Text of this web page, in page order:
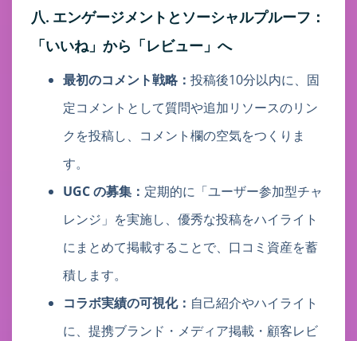
八. エンゲージメントとソーシャルプルーフ：
「いいね」から「レビュー」へ
最初のコメント戦略： 投稿後10分以内に、固
定コメントとして質問や追加リソースのリン
クを投稿し、コメント欄の空気をつくりま
す。
UGC の募集： 定期的に「ユーザー参加型チャ
レンジ」を実施し、優秀な投稿をハイライト
にまとめて掲載することで、口コミ資産を蓄
積します。
コラボ実績の可視化： 自己紹介やハイライト
に、提携ブランド・メディア掲載・顧客レビ